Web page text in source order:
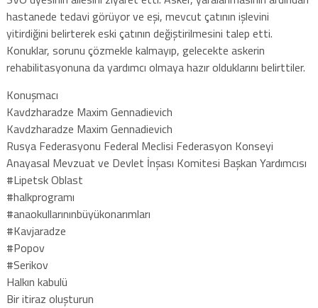
hastanede tedavi görüyor ve eşi, mevcut çatının işlevini
yitirdiğini belirterek eski çatının değiştirilmesini talep etti.
Konuklar, sorunu çözmekle kalmayıp, gelecekte askerin
rehabilitasyonuna da yardımcı olmaya hazır olduklarını belirttiler.
Konuşmacı
Kavdzharadze Maxim Gennadievich
Kavdzharadze Maxim Gennadievich
Rusya Federasyonu Federal Meclisi Federasyon Konseyi
Anayasal Mevzuat ve Devlet İnşası Komitesi Başkan Yardımcısı
#Lipetsk Oblast
#halkprogramı
#anaokullarınınbüyükonarımları
#Kavjaradze
#Popov
#Serikov
Halkın kabulü
Bir itiraz oluşturun